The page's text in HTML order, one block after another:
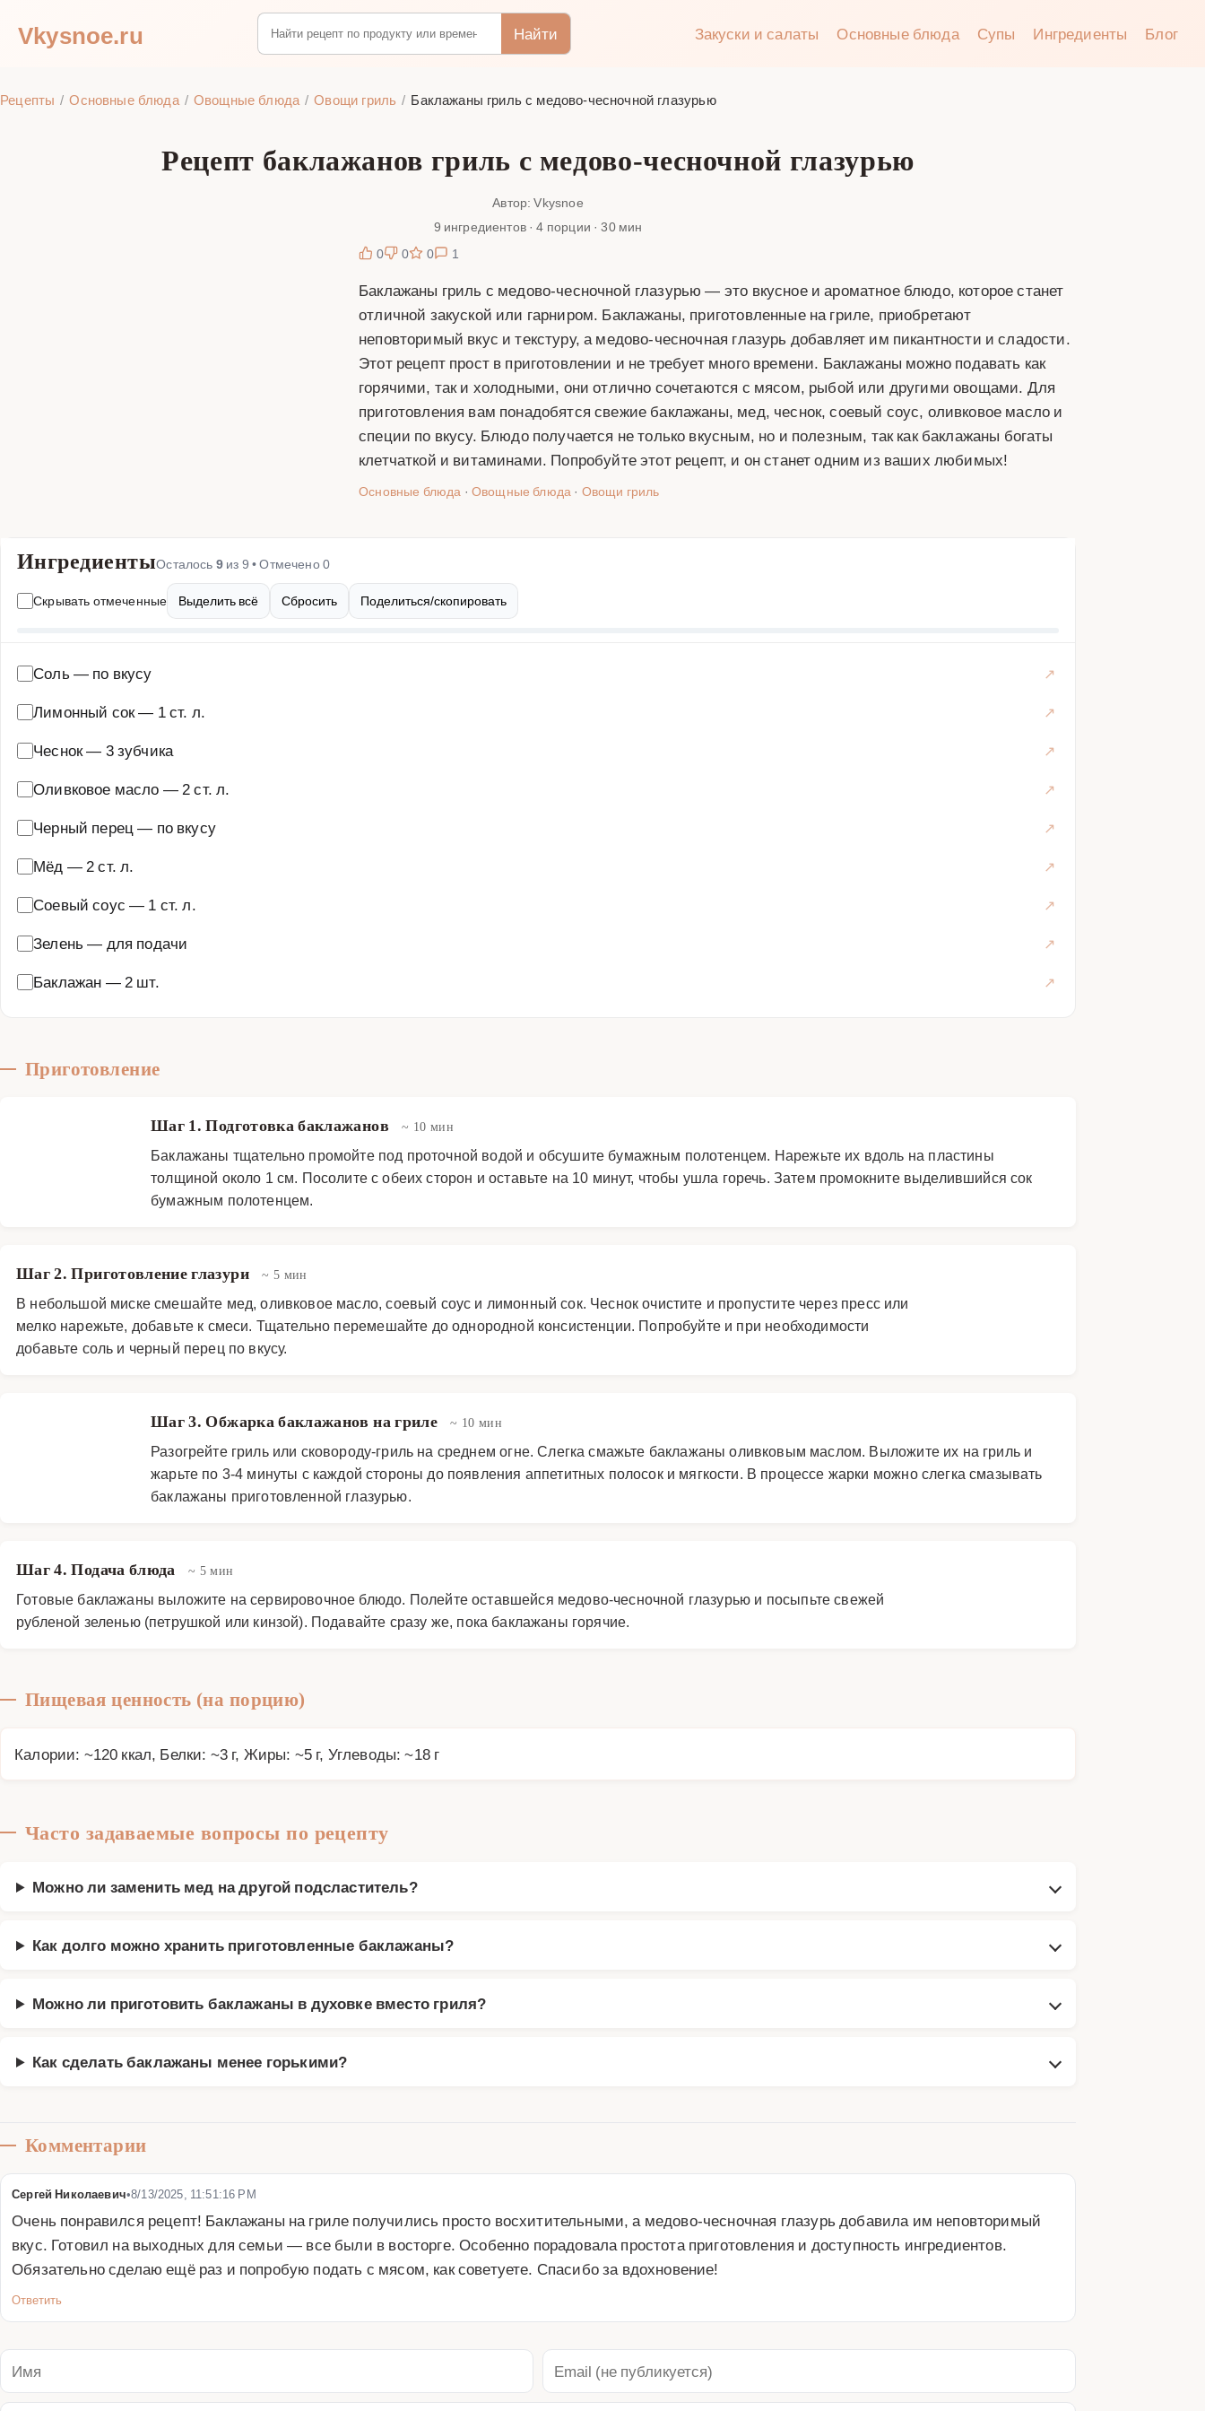
Vkysnoe.ru Найти Закуски и салаты Основные блюда Супы Ингредиенты Блог
Рецепты Основные блюда Овощные блюда Овощи гриль Баклажаны гриль с медово-чесночной глазурью
Рецепт баклажанов гриль с медово-чесночной глазурью
Автор: Vkysnoe
9 ингредиентов · 4 порции · 30 мин
0
0 0 1
Баклажаны гриль с медово-чесночной глазурью — это вкусное и ароматное блюдо, которое станет
отличной закуской или гарниром. Баклажаны, приготовленные на гриле, приобретают
неповторимый вкус и текстуру, а медово-чесночная глазурь добавляет им пикантности и сладости.
Этот рецепт прост в приготовлении и не требует много времени. Баклажаны можно подавать как
горячими, так и холодными, они отлично сочетаются с мясом, рыбой или другими овощами. Для
приготовления вам понадобятся свежие баклажаны, мед, чеснок, соевый соус, оливковое масло и
специи по вкусу. Блюдо получается не только вкусным, но и полезным, так как баклажаны богаты
клетчаткой и витаминами. Попробуйте этот рецепт, и он станет одним из ваших любимых!
Основные блюда · Овощные блюда · Овощи гриль
ИнгредиентыОсталось 9из 9 • Отмечено0
Скрывать отмеченные Выделить всё Сбросить Поделиться/скопировать
Соль — по вкусу
Лимонный сок— 1 ст. л.
Чеснок— 3 зубчика
Оливковое масло — 2 ст. л.
Черный перец — по вкусу
Мёд — 2 ст. л.
Соевый соус — 1 ст. л.
Зелень — для подачи
Баклажан — 2 шт.
Приготовление
Шаг 1. Подготовка баклажанов ~ 10 мин
Баклажаны тщательно промойте под проточной водой и обсушите бумажным полотенцем. Нарежьте их вдоль на пластины
толщиной около 1 см. Посолите с обеих сторон и оставьте на 10 минут, чтобы ушла горечь. Затем промокните выделившийся сок
бумажным полотенцем.
Шаг 2. Приготовление глазури ~ 5 мин
В небольшой миске смешайте мед, оливковое масло, соевый соус и лимонный сок. Чеснок очистите и пропустите через пресс или
мелко нарежьте, добавьте к смеси. Тщательно перемешайте до однородной консистенции. Попробуйте и при необходимости
добавьте соль и черный перец по вкусу.
Шаг 3. Обжарка баклажанов на гриле ~ 10 мин
Разогрейте гриль или сковороду-гриль на среднем огне. Слегка смажьте баклажаны оливковым маслом. Выложите их на гриль и
жарьте по 3-4 минуты с каждой стороны до появления аппетитных полосок и мягкости. В процессе жарки можно слегка смазывать
баклажаны приготовленной глазурью.
Шаг 4. Подача блюда ~ 5 мин
Готовые баклажаны выложите на сервировочное блюдо. Полейте оставшейся медово-чесночной глазурью и посыпьте свежей
рубленой зеленью (петрушкой или кинзой). Подавайте сразу же, пока баклажаны горячие.
Пищевая ценность (на порцию)
Калории: ~120 ккал, Белки: ~3 г, Жиры: ~5 г, Углеводы: ~18 г
Часто задаваемые вопросы по рецепту
Можно ли заменить мед на другой подсластитель?
Как долго можно хранить приготовленные баклажаны?
Можно ли приготовить баклажаны в духовке вместо гриля?
Как сделать баклажаны менее горькими?
Комментарии
Сергей Николаевич•8/13/2025, 11:51:16 PM
Очень понравился рецепт! Баклажаны на гриле получились просто восхитительными, а медово-чесночная глазурь добавила им неповторимый
вкус. Готовил на выходных для семьи — все были в восторге. Особенно порадовала простота приготовления и доступность ингредиентов.
Обязательно сделаю ещё раз и попробую подать с мясом, как советуете. Спасибо за вдохновение!
Ответить